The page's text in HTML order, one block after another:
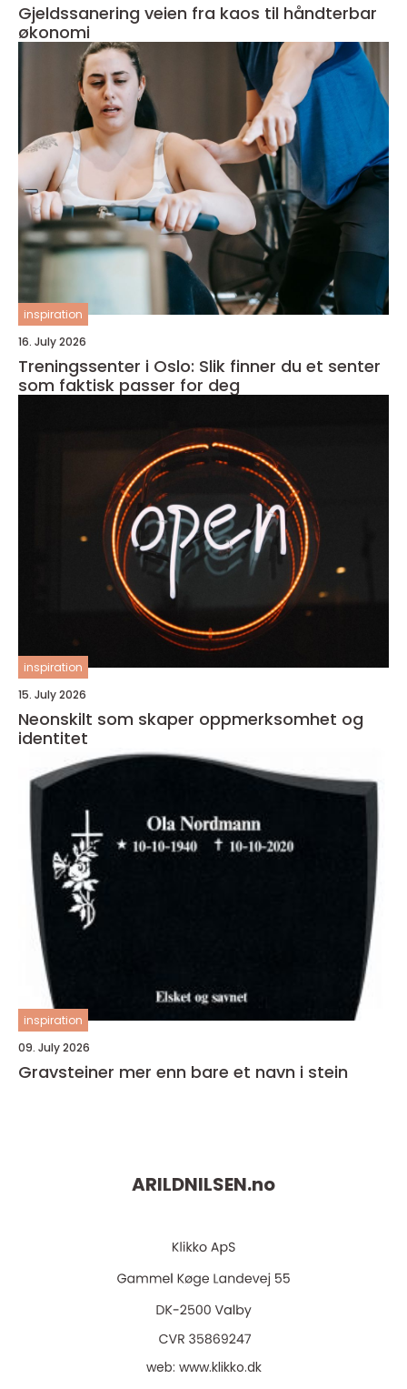
Gjeldssanering veien fra kaos til håndterbar
økonomi
inspiration
16. July 2026
Treningssenter i Oslo: Slik finner du et senter
som faktisk passer for deg
inspiration
15. July 2026
Neonskilt som skaper oppmerksomhet og
identitet
inspiration
09. July 2026
Gravsteiner mer enn bare et navn i stein
ARILDNILSEN.no
web: www.klikko.dk